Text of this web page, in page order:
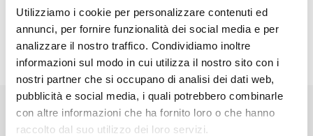
Utilizziamo i cookie per personalizzare contenuti ed
annunci, per fornire funzionalità dei social media e per
analizzare il nostro traffico. Condividiamo inoltre
informazioni sul modo in cui utilizza il nostro sito con i
nostri partner che si occupano di analisi dei dati web,
pubblicità e social media, i quali potrebbero combinarle
con altre informazioni che ha fornito loro o che hanno
raccolto dal suo utilizzo dei loro servizi.
gracias a Webgate400, para trasladarte de la mejor
manera el potencial innovador de esta suite.